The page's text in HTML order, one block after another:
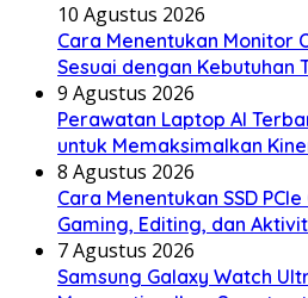
10 Agustus 2026
Cara Menentukan Monitor
Sesuai dengan Kebutuhan
9 Agustus 2026
Perawatan Laptop AI
untuk Memaksimalkan
8 Agustus 2026
Cara Menentukan SSD
Gaming, Editing, dan
7 Agustus 2026
Samsung Galaxy Watch